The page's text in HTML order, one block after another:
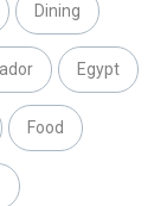
Dining
Egypt
Food